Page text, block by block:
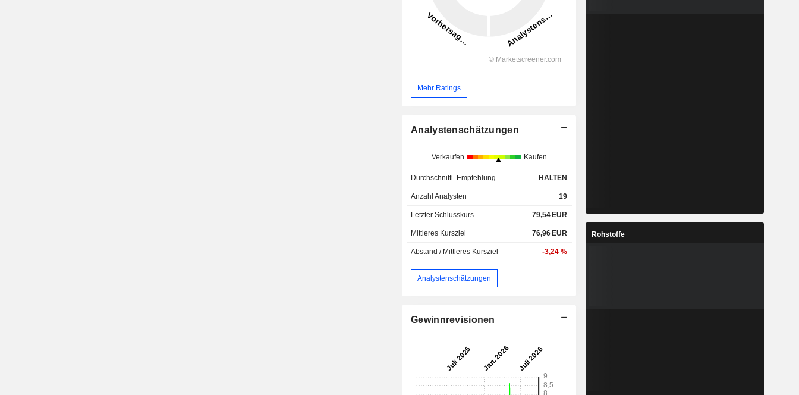
Mehr Ratings
Analystenschätzungen
Verkaufen Kaufen
Durchschnittl. Empfehlung HALTEN
Anzahl Analysten 19
Letzter Schlusskurs 79,54 EUR
Mittleres Kursziel 76,96 EUR
Abstand / Mittleres Kursziel -3,24 %
Analystenschätzungen
Gewinnrevisionen
Rohstoffe